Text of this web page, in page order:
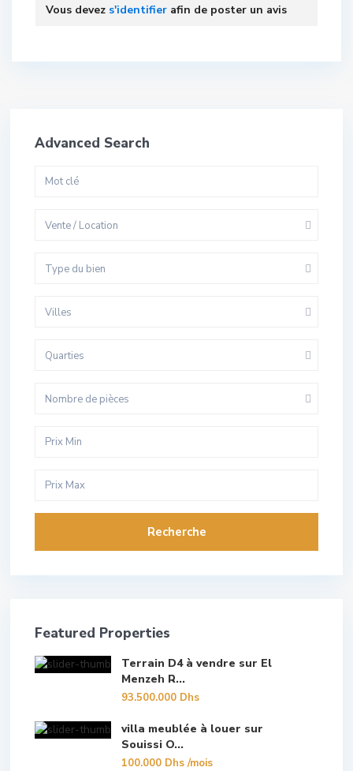
Vous devez s'identifier afin de poster un avis
Advanced Search
Vente / Location
Type du bien
Villes
Quarties
Nombre de pièces
Recherche
Featured Properties
Terrain D4 à vendre sur El
Menzeh R...
93.500.000 Dhs
villa meublée à louer sur
Souissi O...
100.000 Dhs/mois